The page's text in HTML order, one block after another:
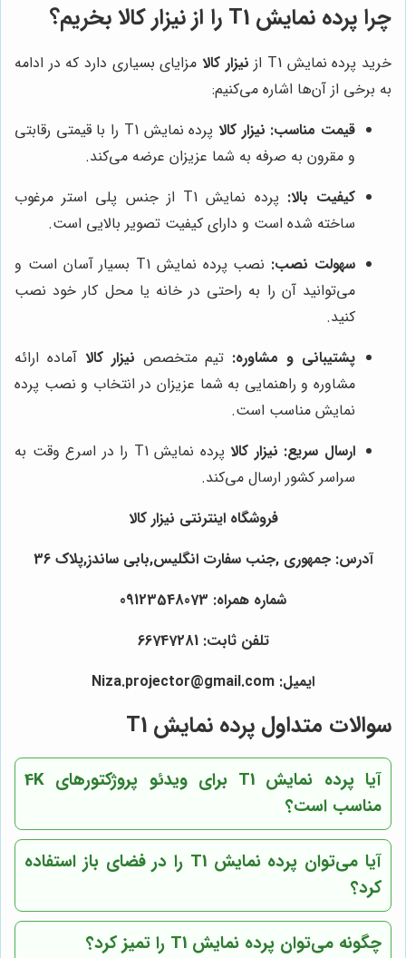
چرا پرده نمایش T1 را از نیزار کالابخریم؟
خرید پرده نمایش T1 از نیزار کالا مزایای بسیاری دارد که در ادامه
به برخی از آن‌ها اشاره می‌کنیم:
قیمت مناسب: نیزار کالا
پرده نمایش T1 را با قیمتی رقابتی
و مقرون به صرفه به شما عزیزان عرضه می‌کند.
کیفیت بالا:
پرده نمایش T1 از جنس پلی استر مرغوب
ساخته شده است و دارای کیفیت تصویر بالایی است.
سهولت نصب:
نصب پرده نمایش T1 بسیار آسان است و
می‌توانید آن را به راحتی در خانه یا محل کار خود نصب
کنید.
پشتیبانی و مشاوره: تیم متخصص نیزار کالا آماده ارائه
مشاوره و راهنمایی به شما عزیزان در انتخاب و نصب پرده
نمایش مناسب است.
ارسال سریع: نیزار کالا
پرده نمایش T1 را در اسرع وقت به
سراسر کشور ارسال می‌کند.
فروشگاه اینترنتی نیزار کالا
آدرس: جمهوری ,جنب سفارت انگلیس,بابی ساندز,پلاک 36
شماره همراه: 09123548073
تلفن ثابت: 66747281
ایمیل: Niza.projector@gmail.com
سوالات متداول پرده نمایش T1
آیا پرده نمایش T1 برای ویدئو پروژکتورهای 4K
مناسب است؟
آیا می‌توان پرده نمایش T1 را در فضای باز استفاده
کرد؟
چگونه می‌توان پرده نمایش T1 را تمیز کرد؟